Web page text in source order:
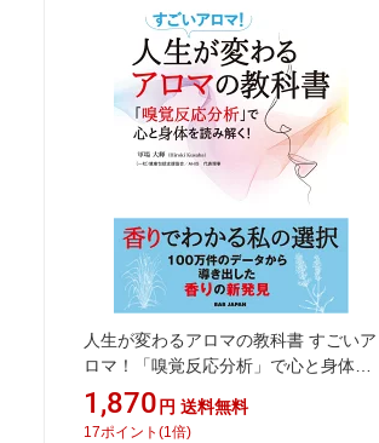
人生が変わるアロマの教科書 すごいア
ロマ！「嗅覚反応分析」で心と身体を
読み解く！ [ 軍場大輝 ]
1,870 円 送料無料
17ポイント (1倍)